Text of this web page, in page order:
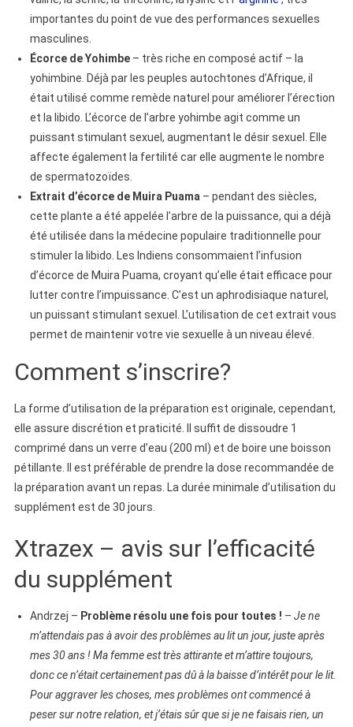
importantes du point de vue des performances sexuelles
masculines.
Écorce de Yohimbe – très riche en composé actif – la
yohimbine. Déjà par les peuples autochtones d’Afrique, il
était utilisé comme remède naturel pour améliorer l’érection
et la libido. L’écorce de l’arbre yohimbe agit comme un
puissant stimulant sexuel, augmentant le désir sexuel. Elle
affecte également la fertilité car elle augmente le nombre
de spermatozoïdes.
Extrait d’écorce de Muira Puama – pendant des siècles,
cette plante a été appelée l’arbre de la puissance, qui a déjà
été utilisée dans la médecine populaire traditionnelle pour
stimuler la libido. Les Indiens consommaient l’infusion
d’écorce de Muira Puama, croyant qu’elle était efficace pour
lutter contre l’impuissance. C’est un aphrodisiaque naturel,
un puissant stimulant sexuel. L’utilisation de cet extrait vous
permet de maintenir votre vie sexuelle à un niveau élevé.
Comment s’inscrire?
La forme d’utilisation de la préparation est originale, cependant,
elle assure discrétion et praticité. Il suffit de dissoudre 1
comprimé dans un verre d’eau (200 ml) et de boire une boisson
pétillante. Il est préférable de prendre la dose recommandée de
la préparation avant un repas. La durée minimale d’utilisation du
supplément est de 30 jours.
Xtrazex – avis sur l’efficacité
du supplément
Andrzej – Problème résolu une fois pour toutes ! – Je ne
m’attendais pas à avoir des problèmes au lit un jour, juste après
mes 30 ans ! Ma femme est très attirante et m’attire toujours,
donc ce n’était certainement pas dû à la baisse d’intérêt pour le lit.
Pour aggraver les choses, mes problèmes ont commencé à
peser sur notre relation, et j’étais sûr que si je ne faisais rien, un